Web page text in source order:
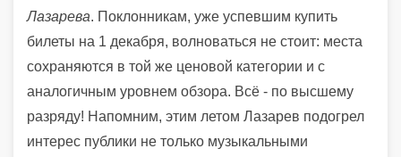
Лазарева. Поклонникам, уже успевшим купить
билеты на 1 декабря, волноваться не стоит: места
сохраняются в той же ценовой категории и с
аналогичным уровнем обзора. Всё - по высшему
разряду! Напомним, этим летом Лазарев подогрел
интерес публики не только музыкальными